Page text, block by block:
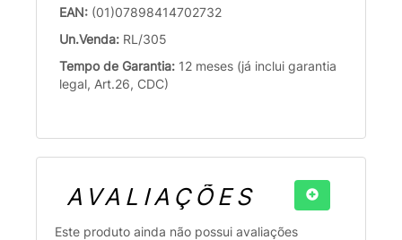
EAN: (01)07898414702732
Un.Venda: RL/305
Tempo de Garantia: 12 meses (já inclui garantia
legal, Art.26, CDC)
AVALIAÇÕES
Este produto ainda não possui avaliações